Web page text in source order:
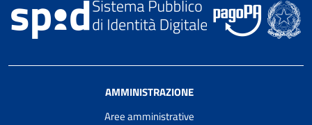
AMMINISTRAZIONE
Aree amministrative